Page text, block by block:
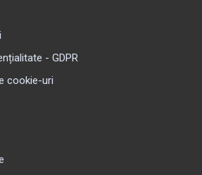
- GDPR
cookie-uri